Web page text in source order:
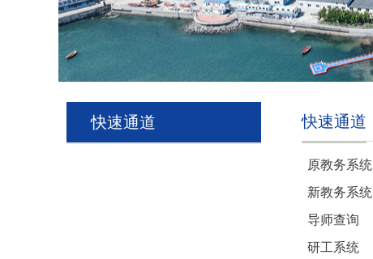
快速通道 快速通道
原教务系统
新教务系统
导师查询
研工系统